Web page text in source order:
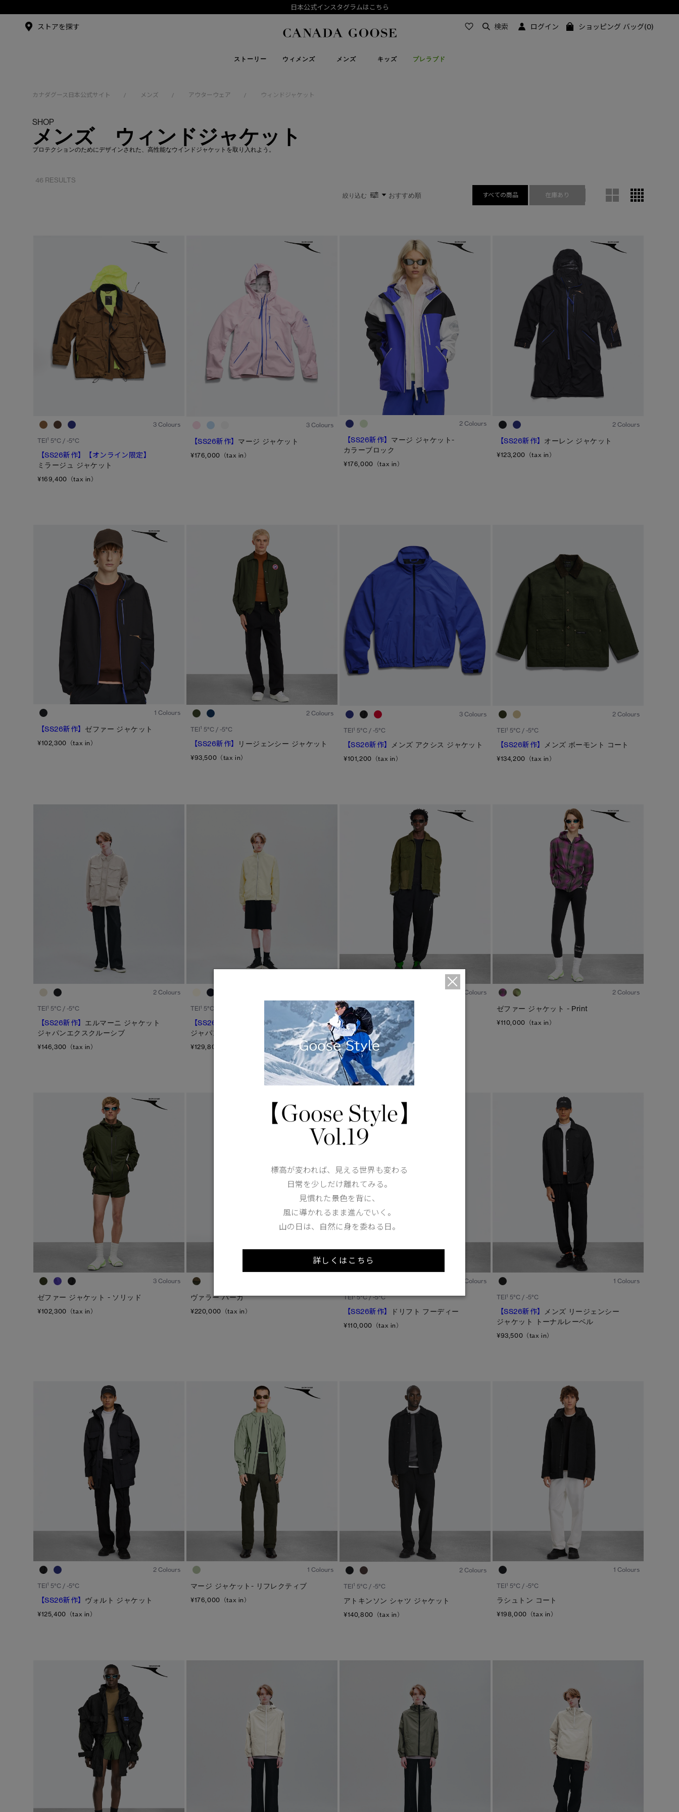
日本公式インスタグラムはこちら
Canada Goose
ストーリー
アンバサダー
ウィメンズ メンズ キッズ プレラブド
下取り申請
ストアを探す 検索 ログイン ショッピング バッグ(0)
カナダグース日本公式サイト / メンズ / アウターウェア / ウィンドジャケット
SHOP
メンズ ウィンドジャケット
プロテクションのためにデザインされた、高性能なウインドジャケットを取り入れよう。
46 RESULTS
絞り込む すべての商品 在庫あり
※カテゴリを表示するにはジェンダーにチェックをお入れください
メンズ
ウィメンズ
キッズ
カテゴリ
ダウンジャケット
ライトウェイトダウンジャケット
ベスト
ウィンドジャケット
フリース
ディスク
ブラック ディスク
クラシック ディスク
ホワイト ディスク
ト―ナル ディスク
TEI１：5℃/-5℃
TEI2：０℃/-１5℃
TEI3：-10℃/-20℃
TEI5：-30℃以下
サイズ
XS
S
M
XL
カラー
ブラック
ブルー系
グリーン系
ベージュ/ブラウン系
ホワイト系
イエロー系
プリント/その他
ピンク系
/ 2
3 Colours
TEI1 5°C / -5°C
【SS26新作】【オンライン限定】
ミラージュ ジャケット
¥169,400（tax in）
3 Colours
【SS26新作】 マージ ジャケット
¥176,000（tax in）
2 Colours
【SS26新作】 マージ ジャケット-
カラーブロック
¥176,000（tax in）
2 Colours
【SS26新作】 オーレン ジャケット
¥123,200（tax in）
1 Colours
【SS26新作】 ゼファー ジャケット
¥102,300（tax in）
2 Colours
TEI1 5°C / -5°C
【SS26新作】 リージェンシー ジャケット
¥93,500（tax in）
3 Colours
TEI1 5°C / -5°C
【SS26新作】 メンズ アクシス ジャケット
¥101,200（tax in）
2 Colours
TEI1 5°C / -5°C
【SS26新作】 メンズ ボーモント コート
¥134,200（tax in）
2 Colours
TEI1 5°C / -5°C
【SS26新作】 エルマーニ ジャケット
ジャパンエクスクルーシブ
¥146,300（tax in）
TEI1 5°C / -5°C
【SS26新作】
エルダー ジャケット
ジャパンエクスクルーシブ
¥129,800（tax in）
1 Colours
セーブル ジャケット
¥220,000（tax in）
2 Colours
ゼファー ジャケット - Print
¥110,000（tax in）
3 Colours
ゼファー ジャケット - ソリッド
¥102,300（tax in）
/7
ヴァラー パーカ
¥220,000（tax in）
3 Colours
TEI15°C / -5°C
【SS26新作】 ドリフト フーディー
¥110,000（tax in）
1 Colours
TEI1 5°C / -5°C
【SS26新作】
メンズ リージェンシー
ジャケット トーナルレーベル
¥93,500（tax in）
2 Colours
TEI1 5°C / -5°C
【SS26新作】 ヴォルト ジャケット
¥125,400（tax in）
1 Colours
マージ ジャケット- リフレクティブ
¥176,000（tax in）
2 Colours
TEI1 5°C / -5°C
アトキンソン シャツ ジャケット
¥140,800（tax in）
1 Colours
TEI1 5°C / -5°C
ラシュトン コート
¥198,000（tax in）
【Goose Style】
Vol.19
標高が変われば、見える世界も変わる
日常を少しだけ離れてみる。
見慣れた景色を背に、
風に導かれるまま進んでいく。
山の日は、自然に身を委ねる日。
詳しくはこちら